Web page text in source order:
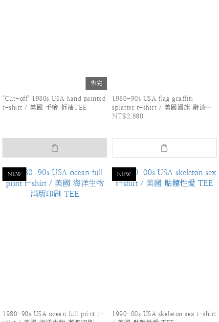
售完
"Cut-off" 1980s USA hand painted
t-shirt / 美國 手繪 拆袖TEE
1980-90s USA flag graffiti
splatter t-shirt / 美國國旗 潑漆印
刷 TEE
NT$2,880
NEW
1980-90s USA ocean full print t-
NEW
1990-00s USA skeleton sex t-shirt